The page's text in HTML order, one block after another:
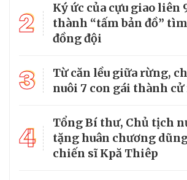
2
Ký ức của cựu giao liên
thành “tấm bản đồ”
đồng đội
3
Từ căn lều giữa rừng,
nuôi 7 con gái thành
4
Tổng Bí thư, Chủ tịch
tặng huân chương
chiến sĩ Kpă Thiêp